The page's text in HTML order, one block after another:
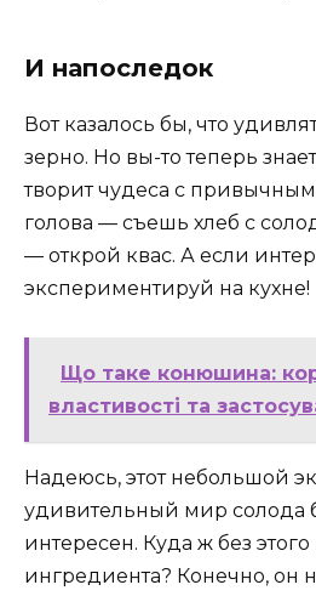
И напоследок
Вот казалось бы, что
зерно. Но вы-то теперь
творит чудеса с
голова — съешь хлеб с
— открой квас. А если
экспериментируй на кухне!
Що таке конюшина:
властивості та
Надеюсь, этот небольшой
удивительный мир солода
интересен. Куда ж без
ингредиента? Конечно, он